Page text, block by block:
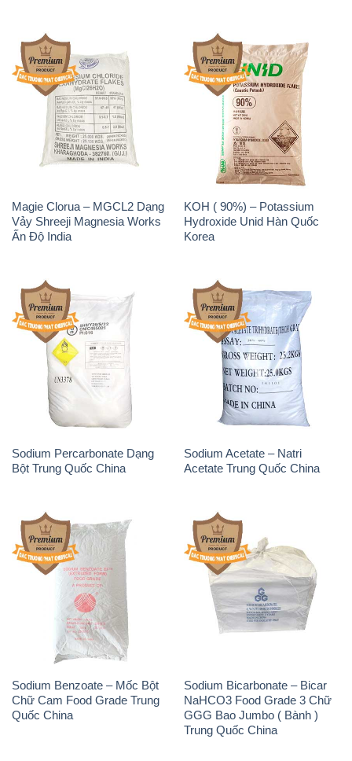
Magie Clorua – MGCL2 Dạng
Vảy Shreeji Magnesia Works
Ấn Độ India
KOH ( 90%) – Potassium
Hydroxide Unid Hàn Quốc
Korea
Sodium Percarbonate Dạng
Bột Trung Quốc China
Sodium Acetate – Natri
Acetate Trung Quốc China
Sodium Benzoate – Mốc Bột
Chữ Cam Food Grade Trung
Quốc China
Sodium Bicarbonate – Bicar
NaHCO3 Food Grade 3 Chữ
GGG Bao Jumbo ( Bành )
Trung Quốc China